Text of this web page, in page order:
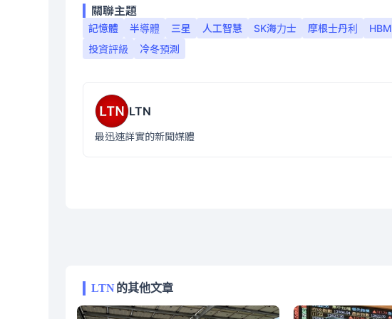
關聯主題
記憶體 半導體 三星 人工智慧 SK海力士 摩根士丹利 HBM
投資評級
冷冬預測
LTN
最迅速詳實的新聞媒體
LTN的其他文章